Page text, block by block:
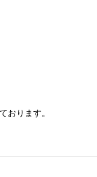
おります。